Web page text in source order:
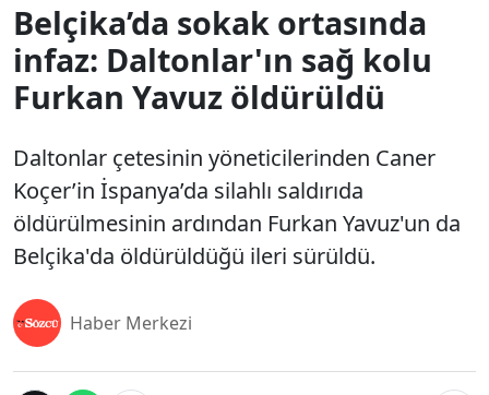
Belçika’da sokak ortasında
infaz: Daltonlar'ın sağ kolu
Furkan Yavuz öldürüldü
Daltonlar çetesinin yöneticilerinden Caner
Koçer’in İspanya’da silahlı saldırıda
öldürülmesinin ardından Furkan Yavuz'un da
Belçika'da öldürüldüğü ileri sürüldü.
Haber Merkezi